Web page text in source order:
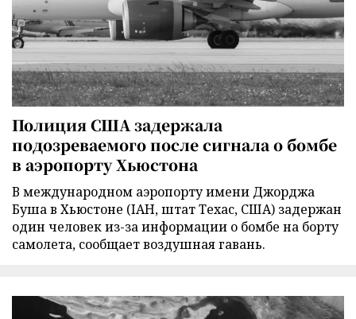
Полиция США задержала
подозреваемого после сигнала о бомбе
в аэропорту Хьюстона
В международном аэропорту имени Джорджа
Буша в Хьюстоне (IAH, штат Техас, США) задержан
один человек из-за информации о бомбе на борту
самолета, сообщает воздушная гавань.